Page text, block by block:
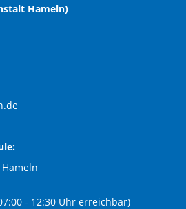
Hameln)
- 12:30 Uhr erreichbar)